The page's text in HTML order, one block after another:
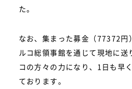
た。
なお、集まった募金（77372円
ルコ総領事館を通じて現地に送
コの方々の力になり、1日も早
ております。